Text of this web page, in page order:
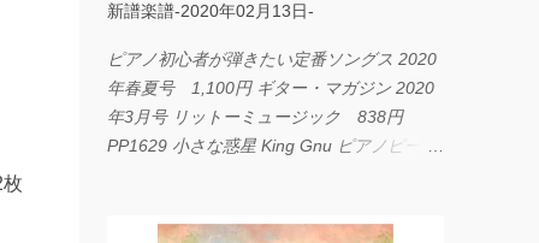
新譜楽譜-2020年02月13日-
ピアノ初心者が弾きたい定番ソングス 2020
年春夏号 1,100円 ギター・マガジン 2020
年3月号 リットーミュージック 838円
PP1629 小さな惑星 King Gnu ピアノピース
LOVE... Official髭男dism バンドピース フェ